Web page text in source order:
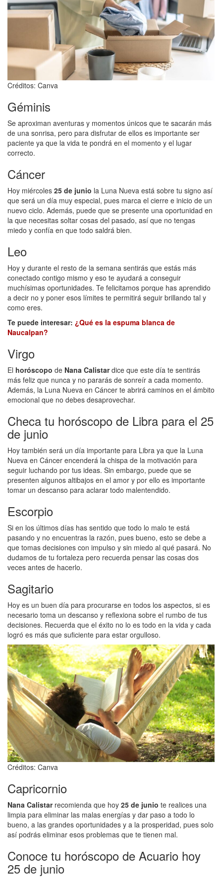
Créditos: Canva
Géminis
Se aproximan aventuras y momentos únicos que te sacarán más
de una sonrisa, pero para disfrutar de ellos es importante ser
paciente ya que la vida te pondrá en el momento y el lugar
correcto.
Cáncer
Hoy miércoles 25 de junio la Luna Nueva está sobre tu signo así
que será un día muy especial, pues marca el cierre e inicio de un
nuevo ciclo. Además, puede que se presente una oportunidad en
la que necesitas soltar cosas del pasado, así que no tengas
miedo y confía en que todo saldrá bien.
Leo
Hoy y durante el resto de la semana sentirás que estás más
conectado contigo mismo y eso te ayudará a conseguir
muchísimas oportunidades. Te felicitamos porque has aprendido
a decir no y poner esos límites te permitirá seguir brillando tal y
como eres.
Te puede interesar: ¿Qué es la espuma blanca de
Naucalpan?
Virgo
El horóscopo de Nana Calistardice que este día te sentirás
más feliz que nunca y no pararás de sonreír a cada momento.
Además, la Luna Nueva en Cáncer te abrirá caminos en el ámbito
emocional que no debes desaprovechar.
Checa tu horóscopo de Libra para el 25
de junio
Hoy también será un día importante para Libra ya que la Luna
Nueva en Cáncer encenderá la chispa de la motivación para
seguir luchando por tus ideas. Sin embargo, puede que se
presenten algunos altibajos en el amor y por ello es importante
tomar un descanso para aclarar todo malentendido.
Escorpio
Si en los últimos días has sentido que todo lo malo te está
pasando y no encuentras la razón, pues bueno, esto se debe a
que tomas decisiones con impulso y sin miedo al qué pasará. No
dudamos de tu fortaleza pero recuerda pensar las cosas dos
veces antes de hacerlo.
Sagitario
Hoy es un buen día para procurarse en todos los aspectos, si es
necesario toma un descanso y reflexiona sobre el rumbo de tus
decisiones. Recuerda que el éxito no lo es todo en la vida y cada
logró es más que suficiente para estar orgulloso.
Créditos: Canva
Capricornio
Nana Calistar recomienda que hoy 25 de junio te realices una
limpia para eliminar las malas energías y dar paso a todo lo
bueno, a las grandes oportunidades y a la prosperidad, pues solo
así podrás eliminar esos problemas que te tienen mal.
Conoce tu horóscopo de Acuario hoy
25 de junio